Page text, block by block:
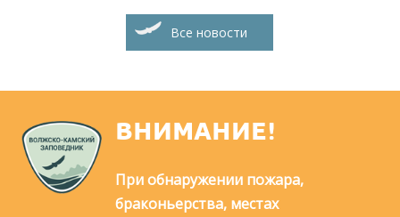
Все новости
ВНИМАНИЕ!
При обнаружении пожара,
браконьерства, местах